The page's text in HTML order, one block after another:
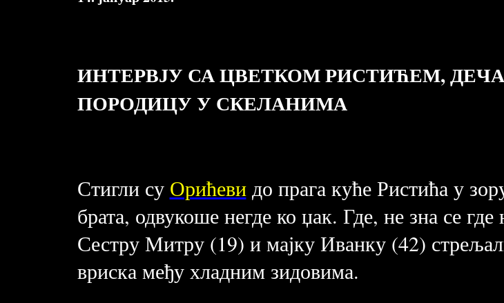
ИНТЕРВЈУ СА ЦВЕТКОМ РИСТИЋЕМ,
ПОРОДИЦУ У СКЕЛАНИМА
Стигли су Орићевидо прага куће Ристића у
брата, одвукоше негде ко џак. Где, не зна се
Сестру Митру (19) и мајку Иванку (42)
вриска међу хладним зидовима.